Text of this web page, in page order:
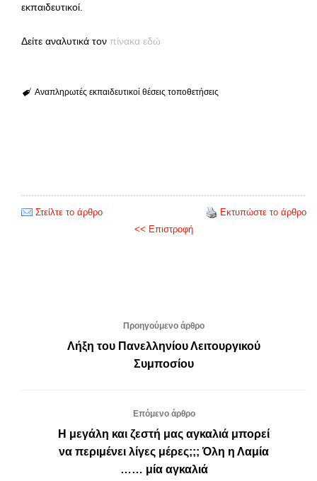
εκπαιδευτικοί.
Δείτε αναλυτικά τον πίνακα εδώ
Αναπληρωτές εκπαιδευτικοί θέσεις τοποθετήσεις
Στείλτε το άρθρο
Εκτυπώστε το άρθρο
<< Επιστροφή
Προηγούμενο άρθρο
Λήξη του Πανελληνίου Λειτουργικού
Συμποσίου
Επόμενο άρθρο
Η μεγάλη και ζεστή μας αγκαλιά μπορεί
να περιμένει λίγες μέρες;;; Όλη η Λαμία
…… μία αγκαλιά